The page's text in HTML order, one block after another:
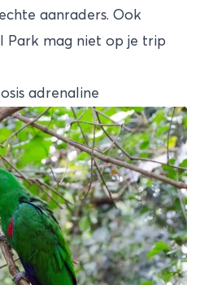
aanraders. Ook
Park mag niet op je trip
adrenaline